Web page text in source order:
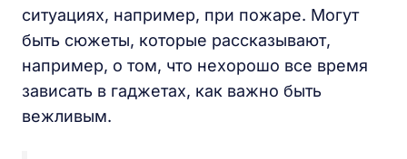
ситуациях, например, при пожаре. Могут
быть сюжеты, которые рассказывают,
например, о том, что нехорошо все время
зависать в гаджетах, как важно быть
вежливым.